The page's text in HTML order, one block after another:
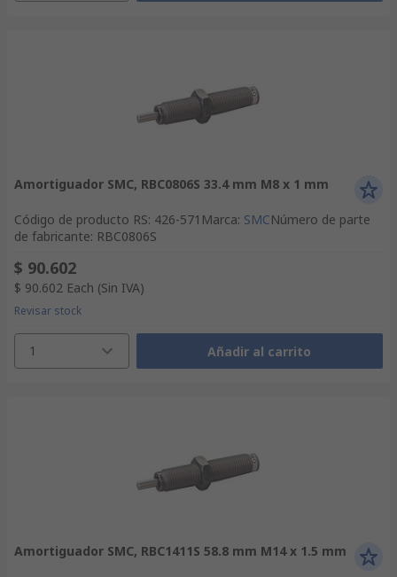
Amortiguador SMC, RBC0806S 33.4 mm M8 x 1 mm
Código de producto RS: 426-571 Marca: SMCNúmero de parte
de fabricante: RBC0806S
$ 90.602
$ 90.602 Each (Sin IVA)
Revisar stock
1 Añadir al carrito
Amortiguador SMC, RBC1411S 58.8 mm M14 x 1.5 mm